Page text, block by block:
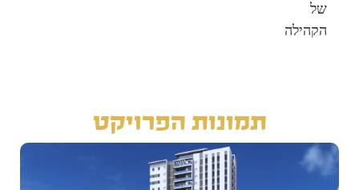
של
הקהילה
תמונות הפרויקט